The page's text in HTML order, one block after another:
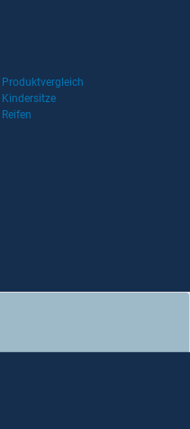
Produktvergleich
Kindersitze
Reifen